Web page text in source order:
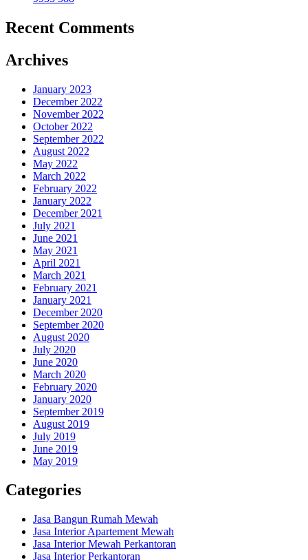
Recent Comments
Archives
January 2023
December 2022
November 2022
October 2022
September 2022
August 2022
May 2022
March 2022
February 2022
January 2022
December 2021
July 2021
June 2021
May 2021
April 2021
March 2021
February 2021
January 2021
December 2020
September 2020
August 2020
July 2020
June 2020
March 2020
February 2020
January 2020
September 2019
August 2019
July 2019
June 2019
May 2019
Categories
Jasa Bangun Rumah Mewah
Jasa Interior Apartement Mewah
Jasa Interior Mewah Perkantoran
Jasa Interior Perkantoran